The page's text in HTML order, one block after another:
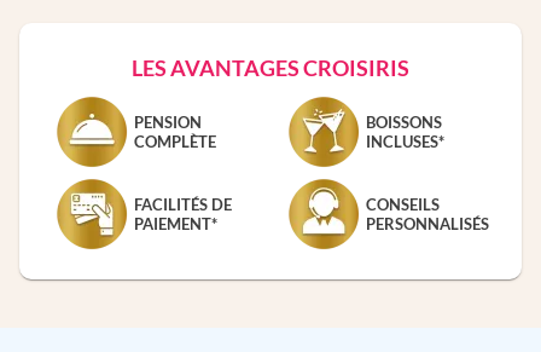
LES AVANTAGES CROISIRIS
PENSION
COMPLÈTE
BOISSONS
INCLUSES*
FACILITÉS DE
PAIEMENT*
CONSEILS
PERSONNALISÉS